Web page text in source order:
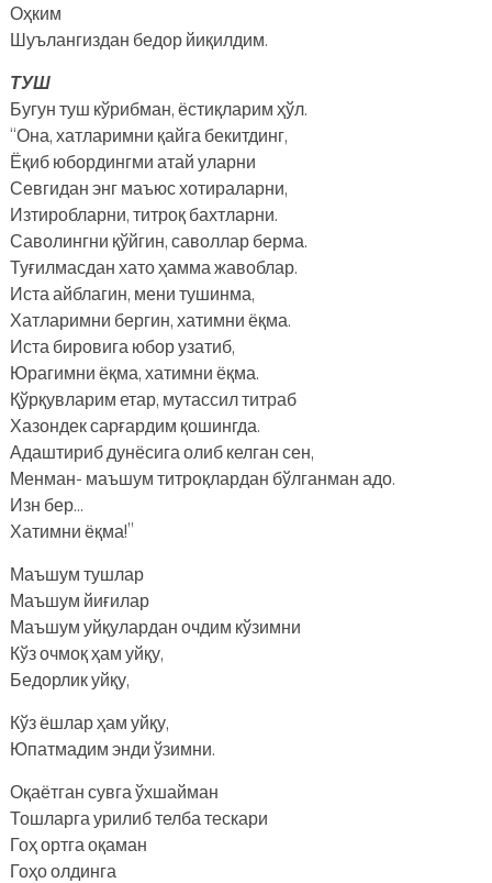
Оҳким
Шуълангиздан бедор йиқилдим.
ТУШ
Бугун туш кўрибман, ёстиқларим ҳўл.
“Она, хатларимни қайга бекитдинг,
Ёқиб юбордингми атай уларни
Севгидан энг маъюс хотираларни,
Изтиробларни, титроқ бахтларни.
Саволингни қўйгин, саволлар берма.
Туғилмасдан хато ҳамма жавоблар.
Иста айблагин, мени тушинма,
Хатларимни бергин, хатимни ёқма.
Иста бировига юбор узатиб,
Юрагимни ёқма, хатимни ёқма.
Қўрқувларим етар, мутассил титраб
Хазондек сарғардим қошингда.
Адаштириб дунёсига олиб келган сен,
Менман- маъшум титроқлардан бўлганман адо.
Изн бер…
Хатимни ёқма!”
Маъшум тушлар
Маъшум йиғилар
Маъшум уйқулардан очдим кўзимни
Кўз очмоқ ҳам уйқу,
Бедорлик уйқу,
Кўз ёшлар ҳам уйқу,
Юпатмадим энди ўзимни.
Оқаётган сувга ўхшайман
Тошларга урилиб телба тескари
Гоҳ ортга оқаман
Гоҳо олдинга